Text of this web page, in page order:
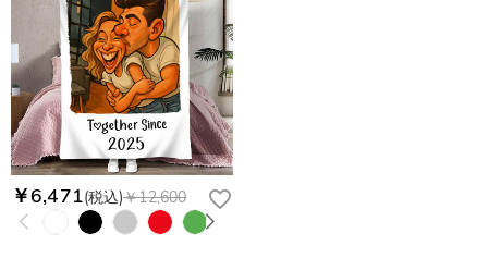
￥6,471(税込)￥12,600